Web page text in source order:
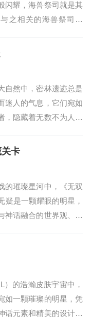
闪耀，海兽祭司就是其
之相关的海兽祭司图
祭司，这个富有传奇色
张张海兽祭司图片时，
...
自然中，密林遗迹总是
迷人的气息，它们宛如
，隐藏着无数不为人知
——冥想点，它被传说
寻冥想点的位置，我们
卡
的璀璨星河中，《无双
疑是一颗耀眼的明星，
神话融合的世界观、丰
目光，而在这款游戏
增添了别样的魅力，它
）的浩瀚皮肤宇宙中，
如一颗璀璨的明星，凭
话元素和精美的设计，